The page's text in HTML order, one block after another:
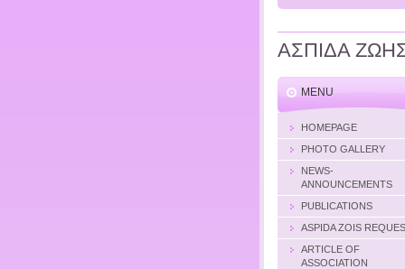
ΑΣΠΙΔΑ
MENU
HOMEPAGE
PHOTO GALLERY
NEWS-
ANNOUNCEMENTS
PUBLICATIONS
ASPIDA ZOIS
ARTICLE OF
ASSOCIATION